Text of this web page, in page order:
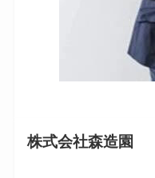
株式会社森造園